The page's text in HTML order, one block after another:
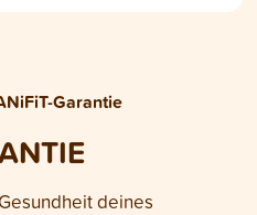
Garantie
deines